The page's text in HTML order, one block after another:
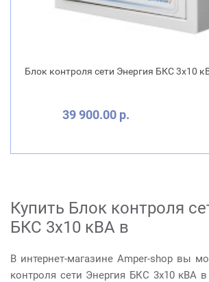
Блок контроля сети Энергия БКС 3х10
39 900.00 р.
Купить Блок контроля
БКС 3х10 кВА в
В интернет-магазине Amper-shop вы
контроля сети Энергия БКС 3х10 кВА